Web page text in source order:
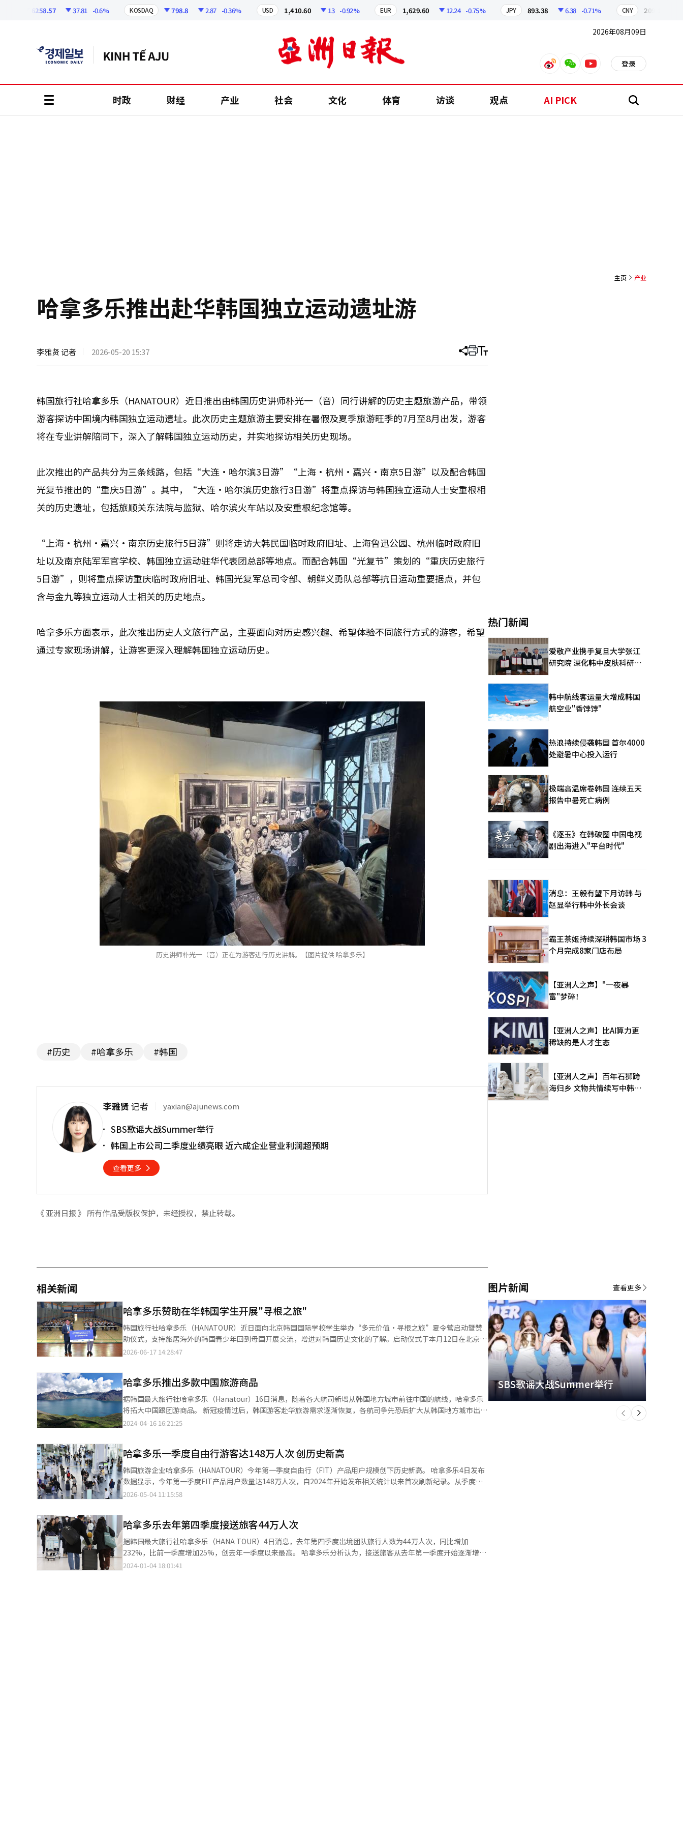
6258.57 37.81 -0.6% KOSDAQ 798.8 2.87 -0.36% USD 1,410.60 13 -0.92% EUR 1,629.60 12.24 -0.75% JPY 893.38 6.38 -0.71% CNY 209.17
2026年08月09日
weiboweixinyoutube 登录
时政 财经 产业 社会 文化 体育 访谈 观点 AI PICK 搜
主页 产业
哈拿多乐推出赴华韩国独立运动遗址游
李雅贤 记者 2026-05-20 15:37 分
文
打 调
大
韩国旅行社哈拿多乐（HANATOUR）近日推出由韩国历史讲师朴光一（音）同行讲解的历史主题旅游产品，带领
游客探访中国境内韩国独立运动遗址。此次历史主题旅游主要安排在暑假及夏季旅游旺季的7月至8月出发，游客
将在专业讲解陪同下，深入了解韩国独立运动历史，并实地探访相关历史现场。
此次推出的产品共分为三条线路，包括“大连·哈尔滨3日游”“上海·杭州·嘉兴·南京5日游”以及配合韩国
光复节推出的“重庆5日游”。其中，“大连·哈尔滨历史旅行3日游”将重点探访与韩国独立运动人士安重根相
关的历史遗址，包括旅顺关东法院与监狱、哈尔滨火车站以及安重根纪念馆等。
“上海·杭州·嘉兴·南京历史旅行5日游”则将走访大韩民国临时政府旧址、上海鲁迅公园、杭州临时政府旧
址以及南京陆军军官学校、韩国独立运动驻华代表团总部等地点。而配合韩国“光复节”策划的“重庆历史旅行
5日游”，则将重点探访重庆临时政府旧址、韩国光复军总司令部、朝鲜义勇队总部等抗日运动重要据点，并包
含与金九等独立运动人士相关的历史地点。
哈拿多乐方面表示，此次推出历史人文旅行产品，主要面向对历史感兴趣、希望体验不同旅行方式的游客，希望
通过专家现场讲解，让游客更深入理解韩国独立运动历史。
历史讲师朴光一（音）正在为游客进行历史讲解。【图片提供 哈拿多乐】
#历史 #哈拿多乐 #韩国
李雅贤 记者 yaxian@ajunews.com
SBS歌谣大战Summer举行
韩国上市公司二季度业绩亮眼 近六成企业营业利润超预期
查看更多
《 亚洲日报 》 所有作品受版权保护，未经授权，禁止转载。
相关新闻
哈拿多乐赞助在华韩国学生开展"寻根之旅"
韩国旅行社哈拿多乐（HANATOUR）近日面向北京韩国国际学校学生举办“多元价值·寻根之旅”夏令营启动暨赞
助仪式，支持旅居海外的韩国青少年回到母国开展交流，增进对韩国历史文化的了解。启动仪式于本月12日在北京韩
国国际学校体育馆举行。哈拿多乐首席执行官（CEO）宋美善、北京韩国国际学校校长卞永洙（音）以及韩国驻华大
根之旅”夏令营将于8月12日至15日举行，为期四天。活动期间，学生们将参观南山首尔塔、清溪川、青瓦台、景福
宫等韩国代表性地标，并前往首尔大学参访，通过实地体验进一步了解韩国历史文化，激发学习动力，拓宽未来升学
与职业发展视野。 北京韩国国际学校成立于1998年，是韩国政府设立的海外教育机构，主要面向旅居中国的韩国侨
民子女开展韩国正规课程及多语种教育，致力于培养具有国际视野的韩国青年，并增强学生对韩国文化和身份认同的
理解。 宋美善表示，希望此次活动不仅让学生们亲身感受韩国的历史与现代发展，更帮助他们重新认识自己的文化根
来持续开展社会公益活动，包括支持中韩多元文化中心项目、举办中韩大学生志愿服务交流研讨会，以及走访当地残
障人士福利中心开展文化交流等，不断扩大对弱势群体和国际交流项目的支持。 本月12日，在“寻根之旅”夏令营
启动暨赞助仪式上，哈拿多乐首席执行官宋美善（右）与北京韩国国际学校校长卞永洙（音）合影。【图片提供 哈拿
多乐】
2026-06-17 14:28:47
哈拿多乐推出多款中国旅游商品
据韩国最大旅行社哈拿多乐（Hanatour）16日消息，随着各大航司新增从韩国地方城市前往中国的航线，哈拿多乐
将拓大中国跟团游商品。 新冠疫情过后，韩国游客赴华旅游需求逐渐恢复，各航司争先恐后扩大从韩国地方城市出发
的航线。今年第一季度，哈拿多乐开发多款从地方城市机场出发前往中国的旅游商品。具体来看，从全罗南道务安出
清北道清州出发的中国旅游商品。具体来看，前往张家界的旅游商品从3月至11月每周两班出发（周三和周六）、前
往延吉的旅游商品从7月起每周两班出发（周三和周六）。此外，公司为韩国游客提供多种选择，计划推出从大邱出
发前往张家界、延吉、内蒙古，从务安出发前往张家界和等旅游商品。 公司预计，今年第二季度，从地方机场出发的
旅游商品数量同比暴增492%。哈拿多乐负责人表示，随着对地方机场出发旅游商品的需求增加，我们将致力于拓展
2024-04-16 16:21:25
哈拿多乐一季度自由行游客达148万人次 创历史新高
韩国旅游企业哈拿多乐（HANATOUR）今年第一季度自由行（FIT）产品用户规模创下历史新高。 哈拿多乐4日发布
数据显示，今年第一季度FIT产品用户数量达148万人次，自2024年开始发布相关统计以来首次刷新纪录。从季度走
势来看，该数据自去年第二季度的100万人次起，经第三季度110万人次、第四季度136万人次，已连续三个季度保持
户结构方面，针对Z世代（1995年至2009年出生人群）等核心客群强化线上渠道运营，成为拉动增长的关键驱动力之
一。通过在社交媒体上精准投放内容、持续提升品牌曝光度与用户互动，有效带动了预订转化率的提升。 此外，公司
推出的人工智能服务“H-AI”也进一步改善了自由行产品的使用体验。该系统可依据用户需求推荐个性化行程，并通
过行程规划工具实现从设计、管理到预订的全流程一体化服务。 哈拿多乐相关负责人表示，随着旅游需求日益细分、
目的地持续拓展，自由行市场的结构性变化愈发显著。未来公司将通过供应链多元化布局与AI技术持续升级，进一步
2026-05-04 11:15:58
哈拿多乐去年第四季度接送旅客44万人次
据韩国最大旅行社哈拿多乐（HANA TOUR）4日消息，去年第四季度出境团队旅行人数为44万人次，同比增加
232%，比前一季度增加25%，创去年一季度以来最高。 哈拿多乐分析认为，接送旅客从去年第一季度开始逐渐增
加，第三季度以后呈爆发性增长。 从地区偏好占比来看，依次为东南亚（47.8%）、日本（29.4%）、中国
2024-01-04 18:01:41
热门新闻
爱敬产业携手复旦大学张江
研究院 深化韩中皮肤科研合
韩中航线客运量大增成韩国
航空业"香饽饽"
热浪持续侵袭韩国 首尔4000
处避暑中心投入运行
极端高温席卷韩国 连续五天
报告中暑死亡病例
《逐玉》在韩破圈 中国电视
剧出海进入"平台时代"
消息：王毅有望下月访韩 与
赵显举行韩中外长会谈
霸王茶姬持续深耕韩国市场 3
个月完成8家门店布局
【亚洲人之声】"一夜暴
富"梦碎！
【亚洲人之声】比AI算力更
稀缺的是人才生态
【亚洲人之声】百年石狮跨
海归乡 文物共情续写中韩人
图片新闻
SBS歌谣大战Summer举行
下
一
个
查看更多